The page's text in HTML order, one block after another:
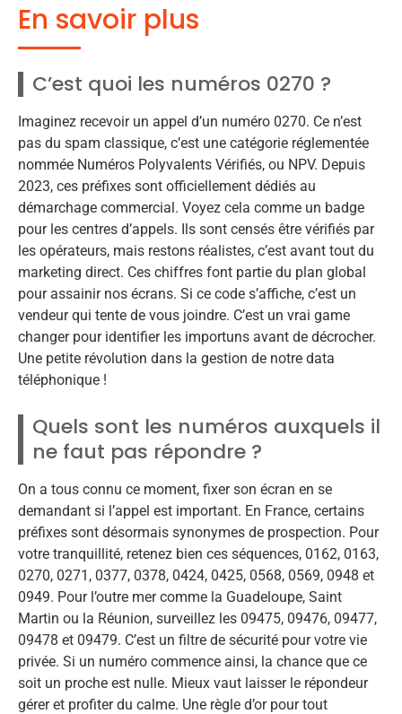
En savoir plus
C’est quoi les numéros 0270 ?
Imaginez recevoir un appel d’un numéro 0270. Ce n’est
pas du spam classique, c’est une catégorie réglementée
nommée Numéros Polyvalents Vérifiés, ou NPV. Depuis
2023, ces préfixes sont officiellement dédiés au
démarchage commercial. Voyez cela comme un badge
pour les centres d’appels. Ils sont censés être vérifiés par
les opérateurs, mais restons réalistes, c’est avant tout du
marketing direct. Ces chiffres font partie du plan global
pour assainir nos écrans. Si ce code s’affiche, c’est un
vendeur qui tente de vous joindre. C’est un vrai game
changer pour identifier les importuns avant de décrocher.
Une petite révolution dans la gestion de notre data
téléphonique !
Quels sont les numéros auxquels il
ne faut pas répondre ?
On a tous connu ce moment, fixer son écran en se
demandant si l’appel est important. En France, certains
préfixes sont désormais synonymes de prospection. Pour
votre tranquillité, retenez bien ces séquences, 0162, 0163,
0270, 0271, 0377, 0378, 0424, 0425, 0568, 0569, 0948 et
0949. Pour l’outre mer comme la Guadeloupe, Saint
Martin ou la Réunion, surveillez les 09475, 09476, 09477,
09478 et 09479. C’est un filtre de sécurité pour votre vie
privée. Si un numéro commence ainsi, la chance que ce
soit un proche est nulle. Mieux vaut laisser le répondeur
gérer et profiter du calme. Une règle d’or pour tout